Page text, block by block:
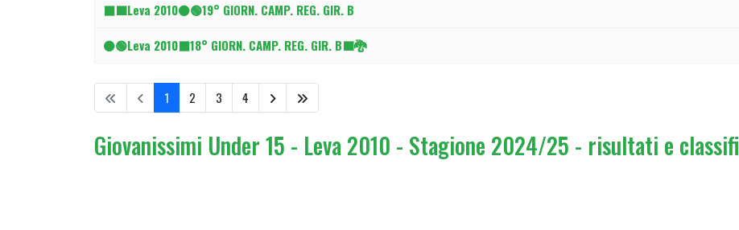
⬛🟩Leva 2010⚫🟢19° GIORN. CAMP. REG. GIR. B
⚫🟢Leva 2010⬛18° GIORN. CAMP. REG. GIR. B🟩🐉
1 2 3 4
Giovanissimi Under 15 - Leva 2010 - Stagione 2024/25 - risultati e